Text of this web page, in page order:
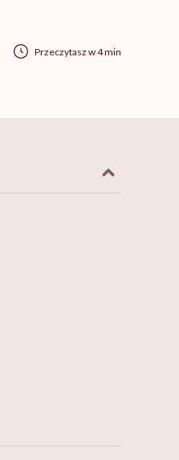
Przeczytasz w 4 min